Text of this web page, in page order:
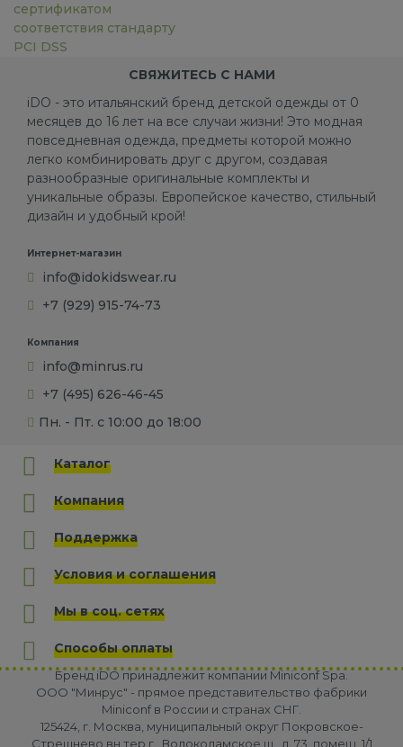
сертификатом
соответствия стандарту
PCI DSS
СВЯЖИТЕСЬ С НАМИ
iDO - это итальянский бренд детской одежды от 0
месяцев до 16 лет на все случаи жизни! Это модная
повседневная одежда, предметы которой можно
легко комбинировать друг с другом, создавая
разнообразные оригинальные комплекты и
уникальные образы. Европейское качество, стильный
дизайн и удобный крой!
Интернет-магазин
info@idokidswear.ru
+7 (929) 915-74-73
Компания
info@minrus.ru
+7 (495) 626-46-45
Пн. - Пт. с 10:00 до 18:00
Каталог
Компания
Поддержка
Условия и соглашения
Мы в соц. сетях
Способы оплаты
Бренд iDO принадлежит компании Miniconf Spa.
OOO "Минрус" - прямое представительство фабрики
Miniconf в России и странах СНГ.
125424, г. Москва, муниципальный округ Покровское-
Стрешнево вн.тер.г., Волоколамское ш., д. 73, помещ. 1/1